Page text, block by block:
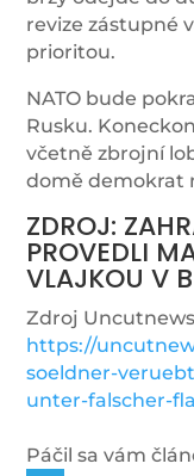
revize zástupné
prioritou.
NATO bude
Rusku.
včetně zbrojní
domě demokrat
ZDROJ:
PROVEDLI
VLAJKOU V
Zdroj
https://
soeldner-
unter-falscher-
Páčil sa vám